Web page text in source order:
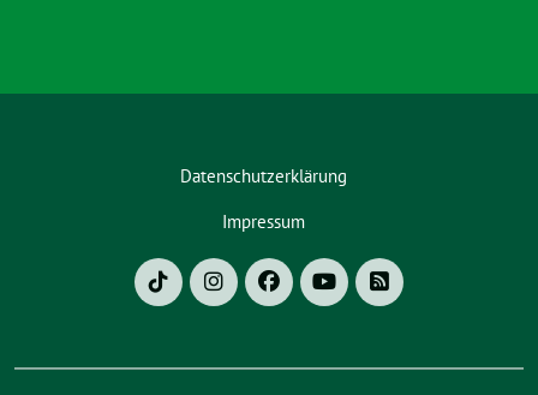
Datenschutzerklärung
Impressum